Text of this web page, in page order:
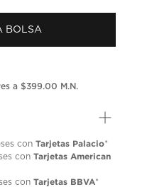
puntuación.
en
la
BOLSA
a $399.00 M.N.
conTarjetas Palacio*
conTarjetas American
conTarjetas BBVA*